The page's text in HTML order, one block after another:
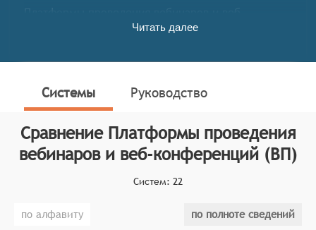
конференций (ВП, англ. Webinars and Web-
онлайн-сервисы, предназначенные для организации
тренингов, онлайн-презентаций, онлайн-обучения и
онлайн-встреч. Данные платформы функционируют
на основе программного обеспечения, которое
позволяет создавать мультимедийные сервисы для
взаимодействия между ведущим и аудиторией в
режиме реального времени.
определяет конкретные функциональные критерии
Читать далее
Системы Руководство
Сравнение Платформы проведения
вебинаров и веб-конференций (ВП)
Систем: 22
по алфавиту по полноте сведений